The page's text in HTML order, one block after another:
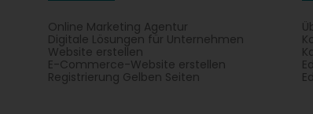
Online Marketing Agentur
Digitale Lösungen für Unternehmen
Website erstellen
E-Commerce-Website erstellen
Registrierung Gelben Seiten